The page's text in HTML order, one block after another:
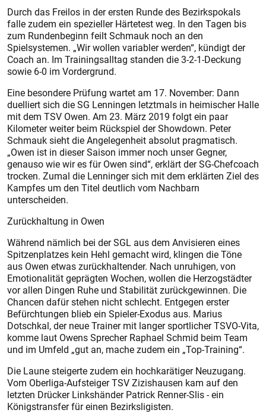
Durch das Freilos in der ersten Runde des Bezirkspokals
falle zudem ein spezieller Härtetest weg. In den Tagen bis
zum Rundenbeginn feilt Schmauk noch an den
Spielsystemen. „Wir wollen variabler werden“, kündigt der
Coach an. Im Trainingsalltag standen die 3-2-1-Deckung
sowie 6-0 im Vordergrund.
Eine besondere Prüfung wartet am 17. November: Dann
duelliert sich die SG Lenningen letztmals in heimischer Halle
mit dem TSV Owen. Am 23. März 2019 folgt ein paar
Kilometer weiter beim Rückspiel der Showdown. Peter
Schmauk sieht die Angelegenheit absolut pragmatisch.
„Owen ist in dieser Saison immer noch unser Gegner,
genauso wie wir es für Owen sind“, erklärt der SG-Chefcoach
trocken. Zumal die Lenninger sich mit dem erklärten Ziel des
Kampfes um den Titel deutlich vom Nachbarn
unterscheiden.
Zurückhaltung in Owen
Während nämlich bei der SGL aus dem Anvisieren eines
Spitzenplatzes kein Hehl gemacht wird, klingen die Töne
aus Owen etwas zurückhaltender. Nach unruhigen, von
Emotionalität geprägten Wochen, wollen die Herzogstädter
vor allen Dingen Ruhe und Stabilität zurückgewinnen. Die
Chancen dafür stehen nicht schlecht. Entgegen erster
Befürchtungen blieb ein Spieler-Exodus aus. Marius
Dotschkal, der neue Trainer mit langer sportlicher TSVO-Vita,
komme laut Owens Sprecher Raphael Schmid beim Team
und im Umfeld „gut an, mache zudem ein „Top-Training“.
Die Laune steigerte zudem ein hochkarätiger Neuzugang.
Vom Oberliga-Aufsteiger TSV Zizishausen kam auf den
letzten Drücker Linkshänder Patrick Renner-Slis - ein
Königstransfer für einen Bezirksligisten.